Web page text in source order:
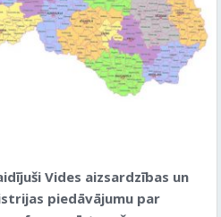
Vides aizsardzības un
piedāvājumu par